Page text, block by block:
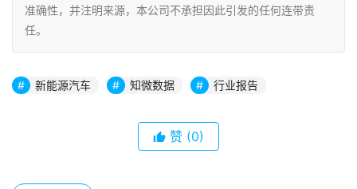
准确性，并注明来源，本公司不承担因此引发的任何连带责
任。
新能源汽车 知微数据 行业报告
赞 (0)